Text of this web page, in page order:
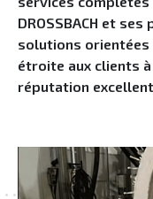
DROSSBACH et
solutions orientées
étroite aux clients
réputation